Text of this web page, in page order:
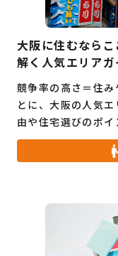
大阪に住むなら
解く人気エリア
競争率の高さ＝住
とに、大阪の人気
由や住宅選びのポイ